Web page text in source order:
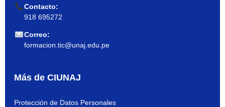
Contacto:
918 695272
Correo:
formacion.tic@unaj.edu.pe
Más de CIUNAJ
Protección de Datos Personales